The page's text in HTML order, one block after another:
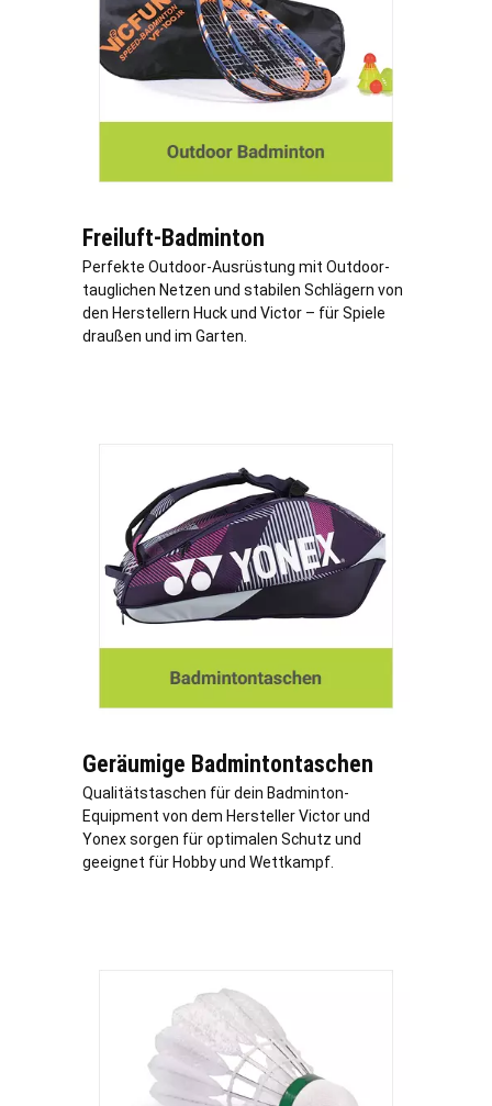
Freiluft-Badminton
Perfekte Outdoor-Ausrüstung mit Outdoor-
tauglichen Netzen und stabilen Schlägern von
den Herstellern Huck und Victor – für Spiele
draußen und im Garten.
Geräumige Badmintontaschen
Qualitätstaschen für dein Badminton-
Equipment von dem Hersteller Victor und
Yonex sorgen für optimalen Schutz und
geeignet für Hobby und Wettkampf.